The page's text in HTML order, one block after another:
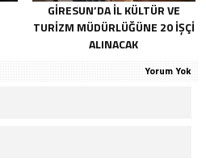
GIRESUN’DA İL KÜLTÜR VE
TURIZM MÜDÜRLÜĞÜNE 20 İŞÇI
ALINACAK
Yorum Yok